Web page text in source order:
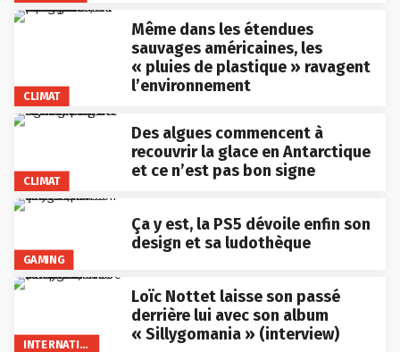
CLIMAT
Même dans les étendues
sauvages américaines, les
« pluies de plastique » ravagent
l’environnement
CLIMAT
Des algues commencent à
recouvrir la glace en Antarctique
et ce n’est pas bon signe
GAMING
Ça y est, la PS5 dévoile enfin son
design et sa ludothèque
INTERNATIONAL
Loïc Nottet laisse son passé
derrière lui avec son album
« Sillygomania » (interview)